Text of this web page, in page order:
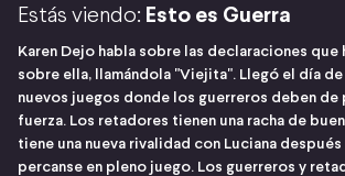
Estás viendo: Esto es Guerra
Karen Dejo habla sobre las declaraciones que
sobre ella, llamándola "Viejita". Llegó el día
nuevos juegos donde los guerreros deben de
fuerza. Los retadores tienen una racha de
tiene una nueva rivalidad con Luciana
percanse en pleno juego. Los guerreros y